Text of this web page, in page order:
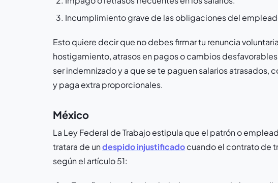
Incumplimiento grave de las obligaciones del
Esto quiere decir que no debes firmar tu renuncia
hostigamiento, atrasos en pagos o cambios
ser indemnizado y a que se te paguen salarios atrasados,
y paga extra proporcionales.
México
La Ley Federal de Trabajo estipula que el patrón o
tratara de undespido injustificadocuando el contrato de
según el artículo 51: